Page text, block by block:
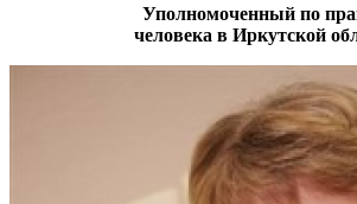
Уполномоченный по
человека в Иркутской